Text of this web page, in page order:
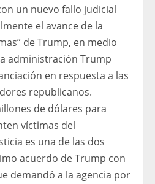
un nuevo fallo judicial
el avance de la
de Trump, en medio
administración Trump
en respuesta a las
republicanos.
de dólares para
víctimas del
es una de las dos
acuerdo de Trump con
demandó a la agencia por